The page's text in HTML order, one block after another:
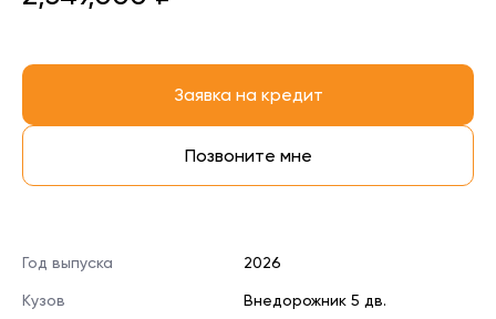
Год выпуска 2026
Кузов Внедорожник 5 дв.
Заявка на кредит
Позвоните мне